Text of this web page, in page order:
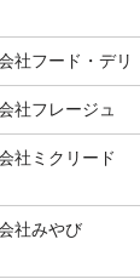
社フード・デリ
社フレージュ
社ミクリード
社みやび